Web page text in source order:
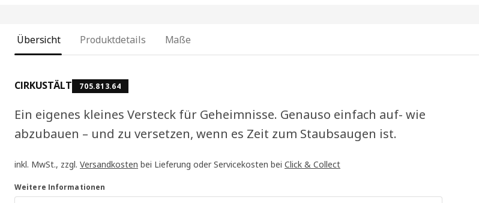
Übersicht Produktdetails Maße
CIRKUSTÄLT 705.813.64
Ein eigenes kleines Versteck für Geheimnisse. Genauso einfach auf- wie
abzubauen – und zu versetzen, wenn es Zeit zum Staubsaugen ist.
inkl. MwSt., zzgl. Versandkosten bei Lieferung oder Servicekosten bei Click & Collect
Weitere Informationen